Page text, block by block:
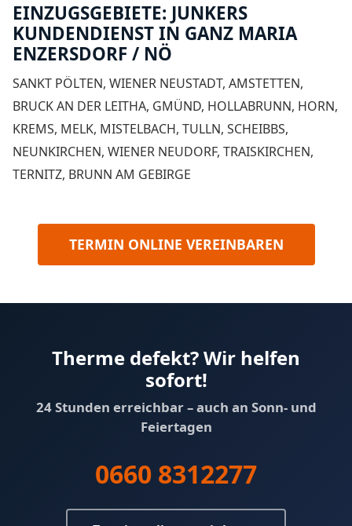
EINZUGSGEBIETE: JUNKERS
KUNDENDIENST IN GANZ MARIA
ENZERSDORF / NÖ
SANKT PÖLTEN, WIENER NEUSTADT, AMSTETTEN,
BRUCK AN DER LEITHA, GMÜND, HOLLABRUNN, HORN,
KREMS, MELK, MISTELBACH, TULLN, SCHEIBBS,
NEUNKIRCHEN, WIENER NEUDORF, TRAISKIRCHEN,
TERNITZ, BRUNN AM GEBIRGE
TERMIN ONLINE VEREINBAREN
Therme defekt? Wir helfen
sofort!
24 Stunden erreichbar – auch an Sonn- und
Feiertagen
0660 8312277